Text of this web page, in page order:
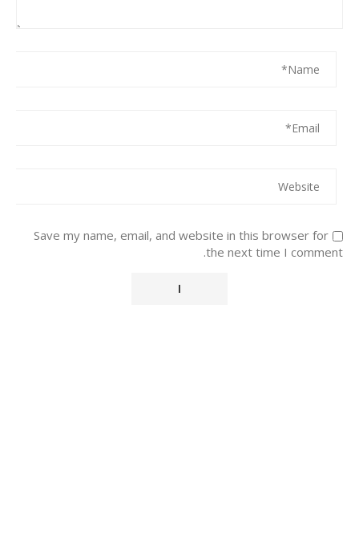
Save my name, email, and website in this browser for
the next time I comment.